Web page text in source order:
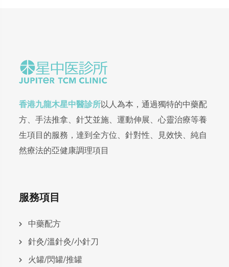
香港九龍木星中醫診所以人為本，通過獨特的中藥配
方、手法推拿、針艾並施、運動伸展、心靈治療等養
生項目的服務，達到全方位、針對性、見效快、純自
然療法的亞健康調理項目
服務項目
中藥配方
針灸/溫針灸/小針刀
火罐/閃罐/推罐